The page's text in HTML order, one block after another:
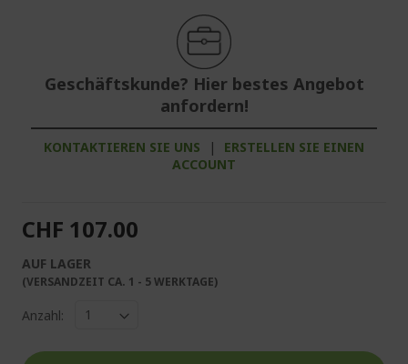
Geschäftskunde? Hier bestes Angebot
anfordern!
KONTAKTIEREN SIE UNS |
ERSTELLEN SIE EINEN
ACCOUNT
CHF 107.00
AUF LAGER
(VERSANDZEIT CA. 1 - 5 WERKTAGE)
Anzahl: